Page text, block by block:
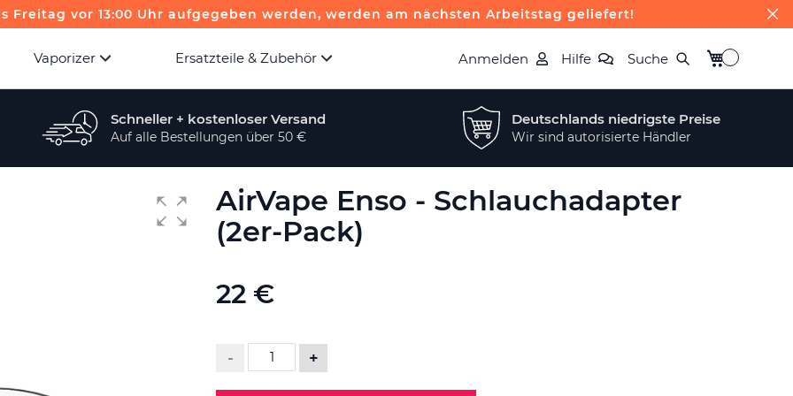
Freitag vor 13:00 Uhr aufgegeben werden, werden am nächsten Arbeitstag geliefert!
Vaporizer Ersatzteile & Zubehör Anmelden Hilfe Suche Mein
Schneller + kostenloser Versand
Auf alle Bestellungen über 50 €
Deutschlands niedrigste Preise
Wir sind autorisierte Händler
AirVape Enso - Schlauchadapter
(2er-Pack)
22 €
- +